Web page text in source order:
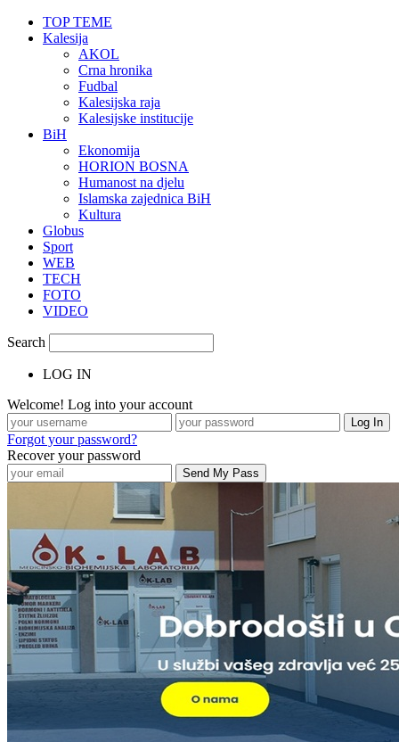
TOP TEME
Kalesija
AKOL
Crna hronika
Fudbal
Kalesijska raja
Kalesijske institucije
BiH
Ekonomija
HORION BOSNA
Humanost na djelu
Islamska zajednica BiH
Kultura
Globus
Sport
WEB
TECH
FOTO
VIDEO
Search
LOG IN
Welcome! Log into your account
Forgot your password?
Recover your password